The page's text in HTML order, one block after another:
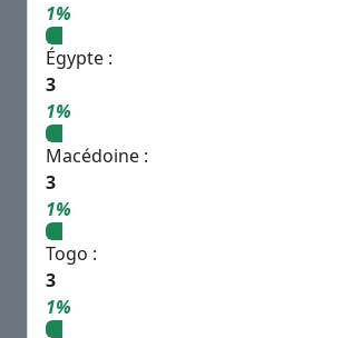
1%
Égypte :
3
1%
Macédoine :
3
1%
Togo :
3
1%